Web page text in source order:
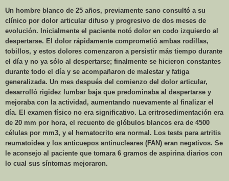
Un hombre blanco de 25 años, previamente sano consultó a su
clínico por dolor articular difuso y progresivo de dos meses de
evolución. Inicialmente el paciente notó dolor en codo izquierdo al
despertarse. El dolor rápidamente comprometió ambas rodillas,
tobillos, y estos dolores comenzaron a persistir más tiempo durante
el día y no ya sólo al despertarse; finalmente se hicieron constantes
durante todo el día y se acompañaron de malestar y fatiga
generalizada. Un mes después del comienzo del dolor articular,
desarrolló rigidez lumbar baja que predominaba al despertarse y
mejoraba con la actividad, aumentando nuevamente al finalizar el
día. El examen físico no era significativo. La eritrosedimentación era
de 20 mm por hora, el recuento de glóbulos blancos era de 4500
células por mm3, y el hematocrito era normal. Los tests para artritis
reumatoidea y los anticuepos antinucleares (FAN) eran negativos. Se
le aconsejo al paciente que tomara 6 gramos de aspirina diarios con
lo cual sus síntomas mejoraron.